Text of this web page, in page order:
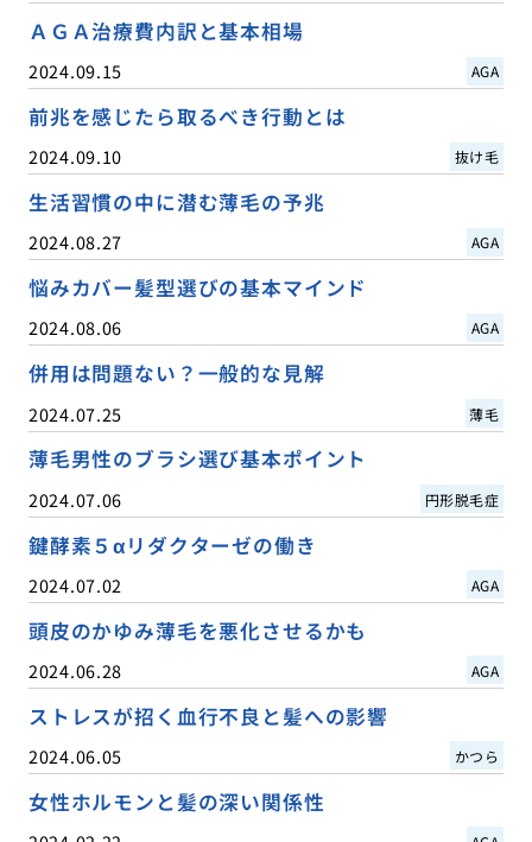
ＡＧＡ治療費内訳と基本相場
2024.09.15 AGA
前兆を感じたら取るべき行動とは
2024.09.10 抜け毛
生活習慣の中に潜む薄毛の予兆
2024.08.27 AGA
悩みカバー髪型選びの基本マインド
2024.08.06 AGA
併用は問題ない？一般的な見解
2024.07.25 薄毛
薄毛男性のブラシ選び基本ポイント
2024.07.06 円形脱毛症
鍵酵素５αリダクターゼの働き
2024.07.02 AGA
頭皮のかゆみ薄毛を悪化させるかも
2024.06.28 AGA
ストレスが招く血行不良と髪への影響
2024.06.05 かつら
女性ホルモンと髪の深い関係性